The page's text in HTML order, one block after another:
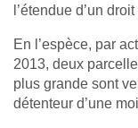
l’étendue d’un
En l’espèce, par
2013, deux
plus grande sont
détenteur d’une